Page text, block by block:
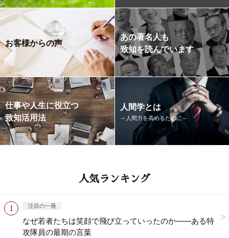
お客様からの声
あの著名人も
致知を読んでいます
仕事や人生に役立つ
致知活用法
人間学とは
～人間力を高めるために～
人気ランキング
注目の一冊
なぜ若者たちは笑顔で飛び立っていったのか——ある特
攻隊員の最期の言葉